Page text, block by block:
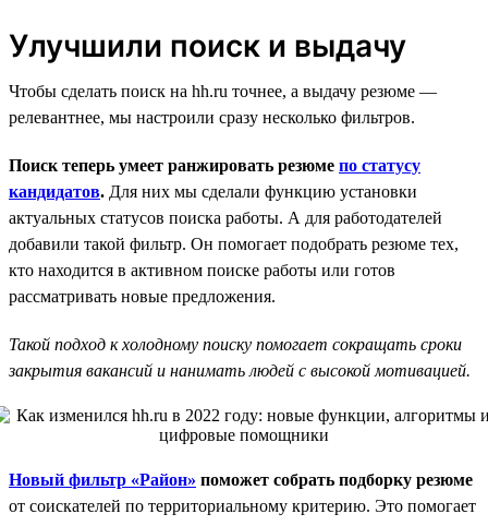
Улучшили поиск и выдачу
Чтобы сделать поиск на hh.ru точнее, а выдачу резюме —
релевантнее, мы настроили сразу несколько фильтров.
Поиск теперь умеет ранжировать резюме по статусу
кандидатов. Для них мы сделали функцию установки
актуальных статусов поиска работы. А для работодателей
добавили такой фильтр. Он помогает подобрать резюме тех,
кто находится в активном поиске работы или готов
рассматривать новые предложения.
Такой подход к холодному поиску помогает сокращать сроки
закрытия вакансий и нанимать людей с высокой мотивацией.
Новый фильтр «Район» поможет собрать подборку резюме
от соискателей по территориальному критерию. Это помогает